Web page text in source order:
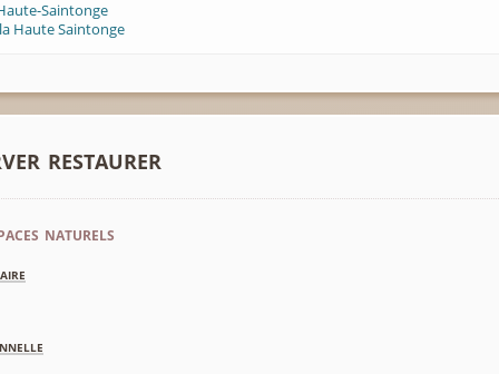
Saintonge
Haute Saintonge
restaurer
naturels